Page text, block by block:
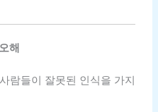
해
람들이 잘못된 인식을 가지